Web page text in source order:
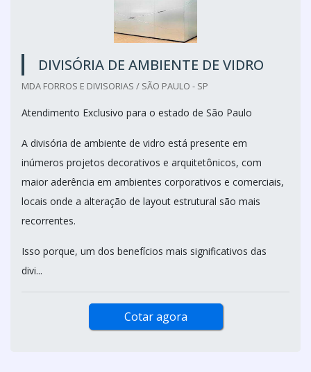
DIVISÓRIA DE AMBIENTE DE VIDRO
MDA FORROS E DIVISORIAS / SÃO PAULO - SP
Atendimento Exclusivo para o estado de São Paulo
A divisória de ambiente de vidro está presente em
inúmeros projetos decorativos e arquitetônicos, com
maior aderência em ambientes corporativos e comerciais,
locais onde a alteração de layout estrutural são mais
recorrentes.
Isso porque, um dos benefícios mais significativos das
divi...
Cotar agora